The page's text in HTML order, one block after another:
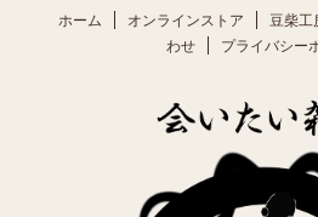
ホーム オンラインストア 豆柴工
わせ
プライバシー